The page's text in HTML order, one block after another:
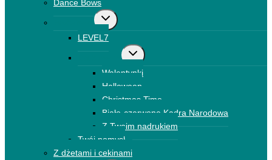
Dance Bows
Przełącz
menu
podrzędne
LEVEL7
Przełącz
menu
podrzędne
Walentynki
Halloween
Christmas Time
Biało-czerwone Kadra Narodowa
Z Twoim nadrukiem
Twój pomysł
Z dżetami i cekinami